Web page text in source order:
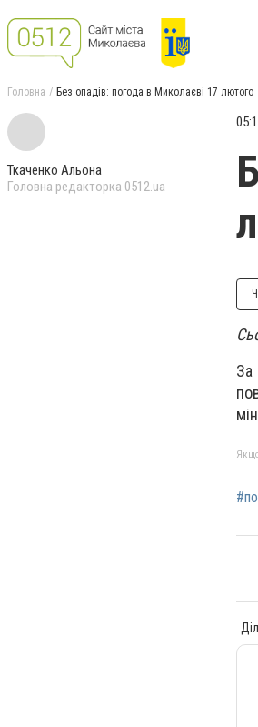
Головна Без опадів: погода в Миколаєві 17 лютого
Ткаченко Альона
Головна редакторка 0512.ua
За